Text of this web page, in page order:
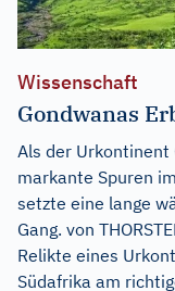
Wissenschaft
Gondwanas
Als der
markante Spuren
setzte eine lange
Gang. von
Relikte eines
Südafrika am